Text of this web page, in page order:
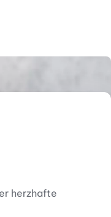
herzhafte